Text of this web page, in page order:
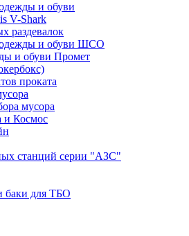
и обуви
V-Shark
раздевалок
и обуви ШСО
и обуви Промет
проката
мусора
и Космос
станций серии "АЗС"
баки для ТБО